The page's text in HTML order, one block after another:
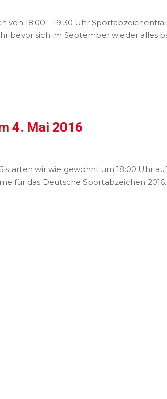
18:00 – 19:30 Uhr
bevor sich im September wieder alles
4. Mai 2016
starten wir wie gewohnt um 18:00 Uhr
für das Deutsche Sportabzeichen